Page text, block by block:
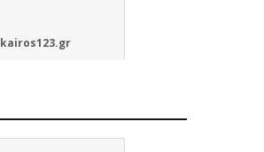
kairos123.gr